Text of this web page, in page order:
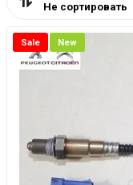
Не сортировать
Sale New